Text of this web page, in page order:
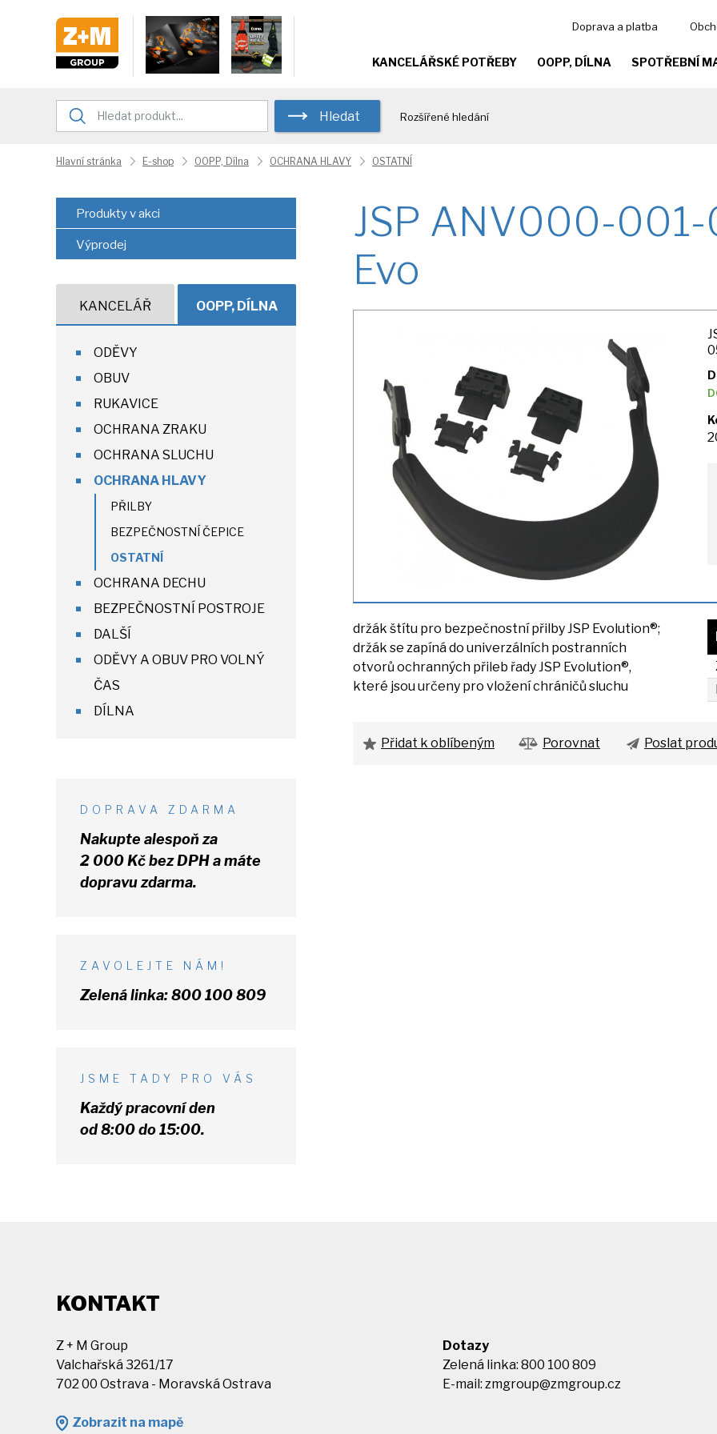
Doprava a platba
KANCELÁŘSKÉ POTŘEBY OOPP, DÍLNA SPOTŘEBNÍ
Hledat Rozšířené hledání
Hlavní stránka E-shop OOPP, Dílna OCHRANA HLAVY OSTATNÍ
JSP ANV000-
Evo
držák štítu pro bezpečnostní přilby JSP Evolution®;
držák se zapínádo univerzálních postranních
otvorů ochranných přileb řady JSP Evolution®,
které jsou určeny pro vložení chráničů sluchu
Přidat k oblíbeným Porovnat Poslat
Produkty v akci
Výprodej
KANCELÁŘ OOPP, DÍLNA
ODĚVY
OBUV
RUKAVICE
OCHRANA ZRAKU
OCHRANA SLUCHU
OCHRANA HLAVY
PŘILBY
BEZPEČNOSTNÍ ČEPICE
OSTATNÍ
OCHRANA DECHU
BEZPEČNOSTNÍ POSTROJE
DALŠÍ
ODĚVY A OBUV PRO VOLNÝ
ČAS
DÍLNA
DOPRAVA ZDARMA
Nakupte alespoň za
2 000 Kčbez DPHa máte
dopravu zdarma.
ZAVOLEJTE NÁM!
Zelená linka:800 100 809
JSME TADY PRO VÁS
Každý pracovní den
od 8:00 do 15:00.
KONTAKT
Z + M Group
Valchařská 3261/17
702 00 Ostrava - Moravská Ostrava
Zobrazit na mapě
Dotazy
Zelená linka: 800 100 809
E-mail:zmgroup@zmgroup.cz